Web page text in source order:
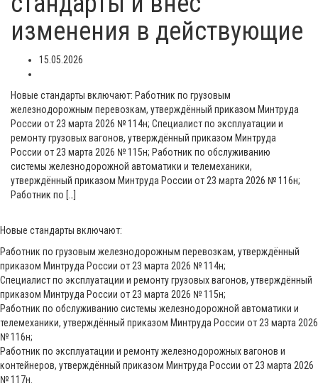
изменения в действующие
15.05.2026
Новые стандарты включают: Работник по грузовым
железнодорожным перевозкам, утверждённый приказом Минтруда
России от 23 марта 2026 № 114н; Специалист по эксплуатации и
ремонту грузовых вагонов, утверждённый приказом Минтруда
России от 23 марта 2026 № 115н; Работник по обслуживанию
системы железнодорожной автоматики и телемеханики,
утверждённый приказом Минтруда России от 23 марта 2026 № 116н;
Работник по […]
Новые стандарты включают:
Работник по грузовым железнодорожным перевозкам, утверждённый
приказом Минтруда России от 23 марта 2026 № 114н;
Специалист по эксплуатации и ремонту грузовых вагонов, утверждённый
приказом Минтруда России от 23 марта 2026 № 115н;
Работник по обслуживанию системы железнодорожной автоматики и
телемеханики, утверждённый приказом Минтруда России от 23 марта 2026
№ 116н;
Работник по эксплуатации и ремонту железнодорожных вагонов и
контейнеров, утверждённый приказом Минтруда России от 23 марта 2026
№ 117н.